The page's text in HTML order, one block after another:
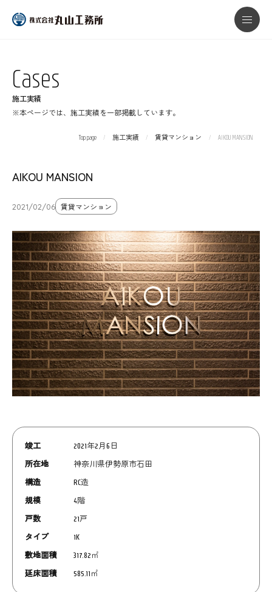
メニ
施工実績
Cases
※本ページでは、施工実績を一部掲載しています。
Top page 施工実績 賃貸マンション AIKOU MANSION
AIKOU MANSION
2021/02/06 賃貸マンション
竣工
2021年2月6日
所在地
神奈川県伊勢原市石田
構造
RC造
規模
4階
戸数
21戸
タイプ
1K
敷地面積
317.82㎡
延床面積
585.11㎡